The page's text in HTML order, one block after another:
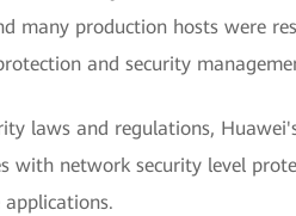
many production hosts were
and security
laws and regulations,
with network security level